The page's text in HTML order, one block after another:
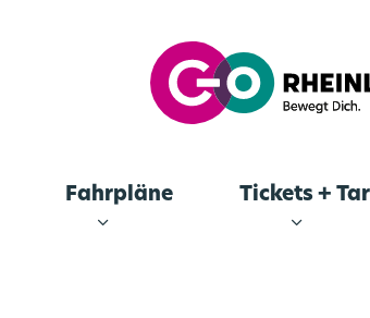
Fahrpläne Tickets +